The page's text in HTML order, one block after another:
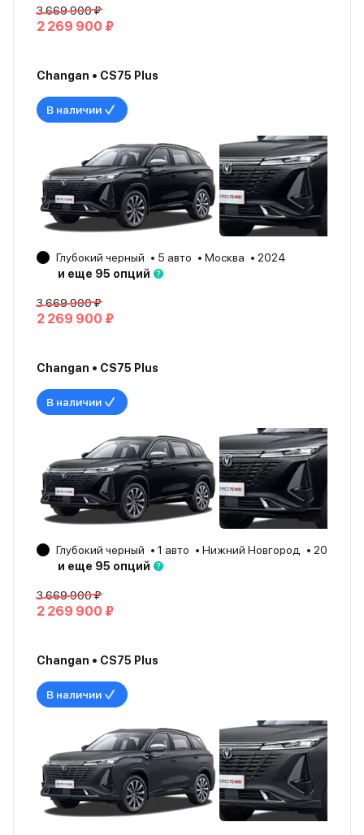
3 669 900 ₽
2 269 900 ₽
Changan • CS75 Plus
В наличии
Глубокий черный 5 авто Москва
2024
и еще 95 опций
3 669 900 ₽
2 269 900 ₽
Changan • CS75 Plus
В наличии
Глубокий черный 1 авто Нижний Новгород
2024
и еще 95 опций
3 669 900 ₽
2 269 900 ₽
Changan • CS75 Plus
В наличии